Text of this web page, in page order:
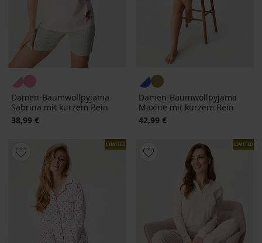
Damen-Baumwollpyjama
Sabrina mit kurzem Bein
38,99 €
Damen-Baumwollpyjama
Maxine mit kurzem Bein
42,99 €
LIMITED LIMITED